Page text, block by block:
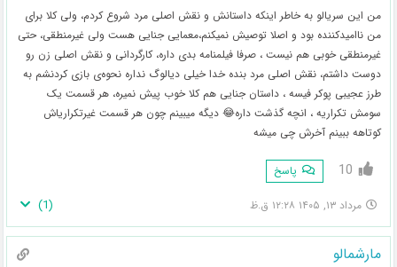
من این سریالو به خاطر اینکه داستانش و نقش اصلی مرد شروع کردم، ولی کلا برای
من ناامیدکننده بود و اصلا توصیش نمیکنم،معمایی جنایی هست ولی غیرمنطقی، حتی
غیرمنطقی خوبی هم نیست ، صرفا فیلمنامه بدی داره، کارگردانی و نقش اصلی زن رو
دوست داشتم، نقش اصلی مرد بنده خدا خیلی دیالوگ نداره نحوه‌ی بازی کردنشم به
طرز عجیبی پوکر فیسه ، داستان جنایی هم کلا خوب پیش نمیره، هر قسمت یک
سومش تکراریه ، انچه گذشت داره😂 دیگه میبینم چون هر قسمت غیرتکراریاش
کوتاهه ببینم آخرش چی میشه
10 پاسخ
مرداد ۱۳, ۱۴۰۵ ۱۲:۲۸ ق.ظ (
1
)
مارشمالو